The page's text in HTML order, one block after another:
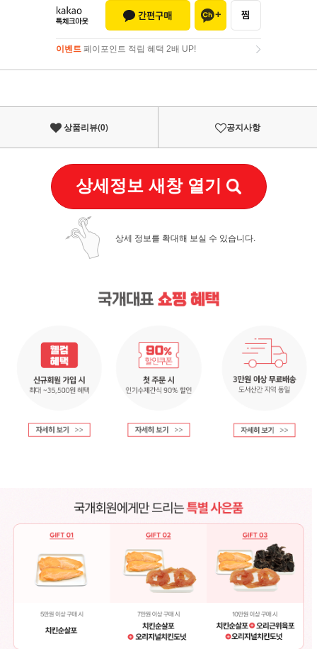
이벤트 페이포인트 적립 혜택 2배 UP!
이벤트페이포인트 적립 혜택 2배 UP!
상품리뷰(0) 공지사항
상세정보 새창 열기
상세 정보를 확대해 보실 수 있습니다.